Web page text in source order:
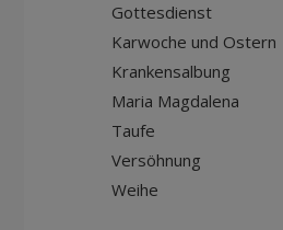
Gottesdienst
Karwoche und Ostern
Krankensalbung
Maria Magdalena
Taufe
Versöhnung
Weihe